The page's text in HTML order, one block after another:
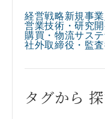
経営戦略新規事業
営業技術・研究
購買・物流サス
社外取締役・監
タグから